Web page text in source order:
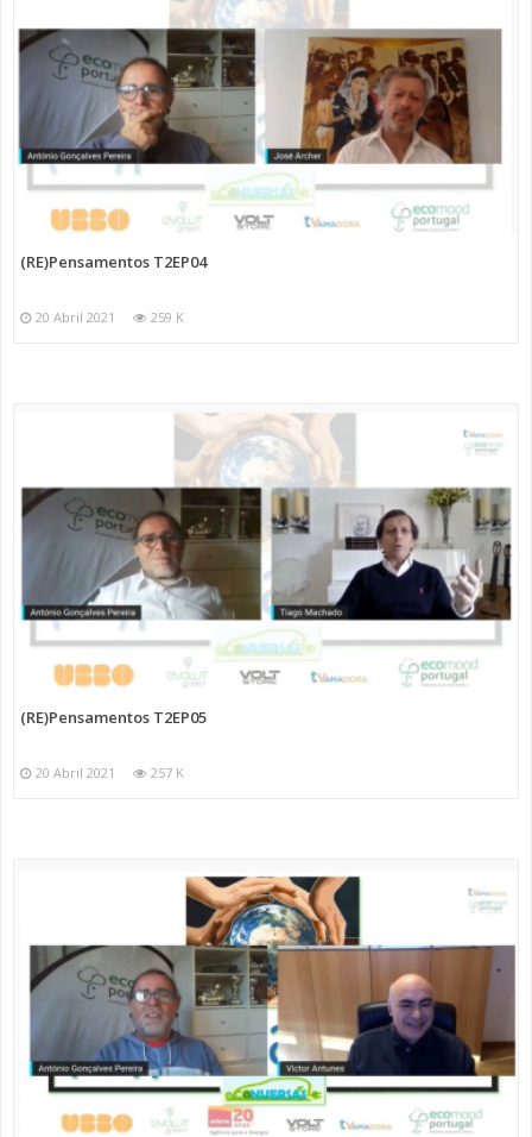
(RE)Pensamentos T2EP04
20 Abril 2021 259 K
(RE)Pensamentos T2EP05
20 Abril 2021 257 K